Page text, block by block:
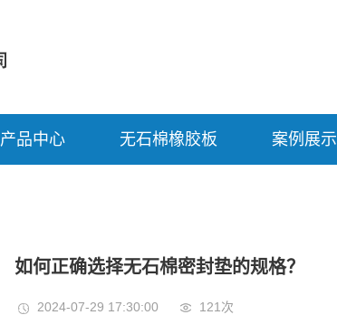
产品中心 无石棉橡胶板 案例展示
如何正确选择无石棉密封垫的规格？
2024-07-29 17:30:00 121次